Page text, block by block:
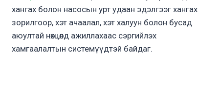
хангах болон насосын урт удаан эдэлгээг хангах
зорилгоор, хэт ачаалал, хэт халуун болон бусад
аюултай нөхцөлд ажиллахаас сэргийлэх
хамгаалалтын системүүдтэй байдаг.